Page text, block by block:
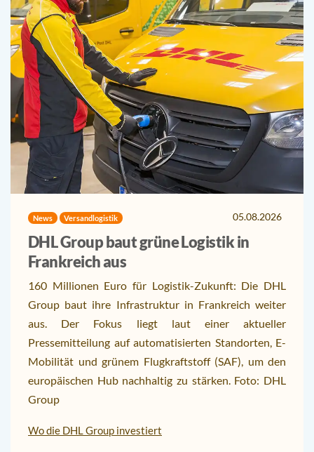
News Versandlogistik 05.08.2026
DHL Group baut grüne Logistik in
Frankreich aus
160 Millionen Euro für Logistik-Zukunft: Die DHL
Group baut ihre Infrastruktur in Frankreich weiter
aus. Der Fokus liegt laut einer aktueller
Pressemitteilung auf automatisierten Standorten, E-
Mobilität und grünem Flugkraftstoff (SAF), um den
europäischen Hub nachhaltig zu stärken. Foto: DHL
Group
Wo die DHL Group investiert